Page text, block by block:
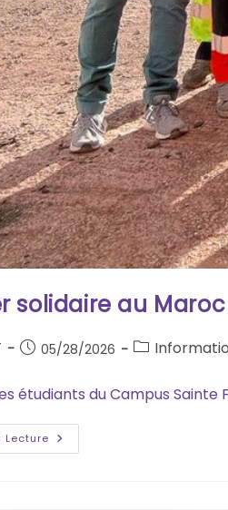
solidaire au Maroc
05/28/2026
étudiants du Campus
Lecture